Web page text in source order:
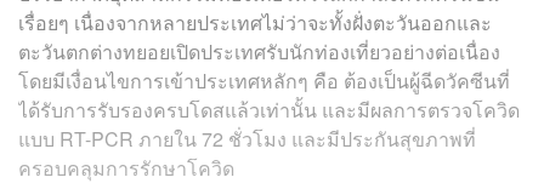
เรื่อยๆ เนื่องจากหลายประเทศไม่ว่าจะทั้งฝั่งตะวันออกและ
ตะวันตกต่างทยอยเปิดประเทศรับนักท่องเที่ยวอย่างต่อเนื่อง
โดยมีเงื่อนไขการเข้าประเทศหลักๆ คือ ต้องเป็นผู้ฉีดวัคซีนที่
ได้รับการรับรองครบโดสแล้วเท่านั้น และมีผลการตรวจโควิด
แบบ RT-PCR ภายใน 72 ชั่วโมง และมีประกันสุขภาพที่
ครอบคลุมการรักษาโควิด